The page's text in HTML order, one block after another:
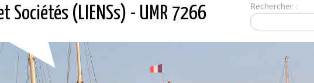
Sociétés (LIENSs) - UMR 7266 Rechercher :